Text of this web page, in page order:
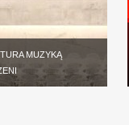
MUZYKĄ